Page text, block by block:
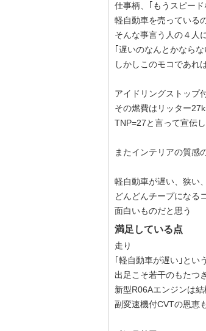
仕事柄、｢もうスピー
軽自動車を売っている
そんな事言う人の４人
｢遅いのなんとかなら
しかしこのモコであれ
アイドリングストップ
その燃費はリッター
TNP=27と言って宣伝
またインテリアの質感
軽自動車が遅い、狭い
どんどんチープになる
面白いものだと思う
満足している点
走り
｢軽自動車が遅い｣と
出足こそ若干のもたつ
新型R06Aエンジンは
副変速機付CVTの恩恵